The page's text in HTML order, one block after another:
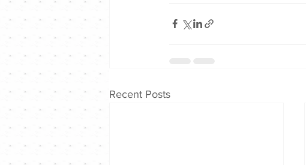
Recent Posts